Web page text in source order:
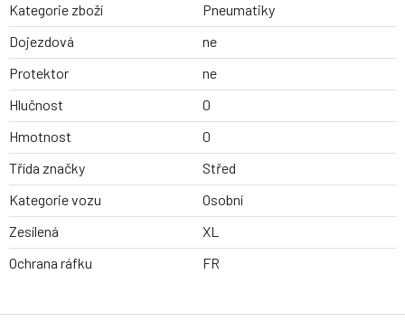
Kategorie zboží
Pneumatiky
Dojezdová
ne
Protektor
ne
Hlučnost
0
Hmotnost
0
Třída značky
Střed
Kategorie vozu
Osobní
Zesílená
XL
Ochrana ráfku
FR